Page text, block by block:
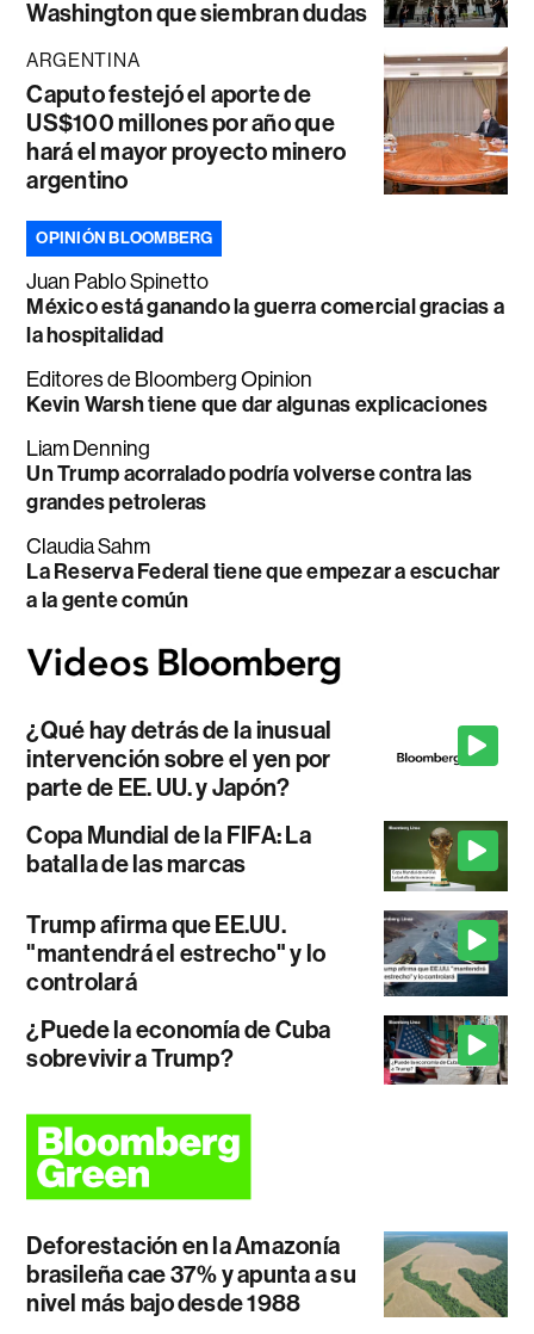
Washington que siembran dudas
ARGENTINA
Caputo festejó el aporte de
US$100 millones por año que
hará el mayor proyecto minero
argentino
OPINIÓN BLOOMBERG
Juan Pablo Spinetto
México está ganando la guerra comercial gracias a
la hospitalidad
Editores de Bloomberg Opinion
Kevin Warsh tiene que dar algunas explicaciones
Liam Denning
Un Trump acorralado podría volverse contra las
grandes petroleras
Claudia Sahm
La Reserva Federal tiene que empezar a escuchar
a la gente común
¿Qué hay detrás de la inusual
intervención sobre el yen por
parte de EE. UU. y Japón?
Copa Mundial de la FIFA: La
batalla de las marcas
Trump afirma que EE.UU.
"mantendrá el estrecho" y lo
controlará
¿Puede la economía de Cuba
sobrevivir a Trump?
Deforestación en la Amazonía
brasileña cae 37% y apunta a su
nivel más bajo desde 1988